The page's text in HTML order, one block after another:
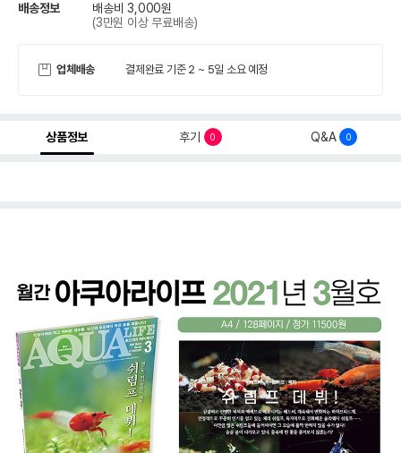
배송정보
배송비 3,000원
(3만원 이상 무료배송)
업체배송 결제완료 기준 2 ~ 5일 소요 예정
상품정보 후기 0 Q&A 0